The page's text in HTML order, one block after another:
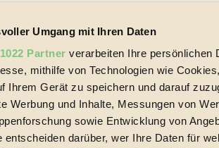
Umgang mit Ihren Daten
Partner verarbeiten Ihre persönlichen
mithilfe von Technologien wie
Ihrem Gerät zu speichern und darauf
Werbung und Inhalte, Messungen von
sowie Entwicklung von
entscheiden darüber, wer Ihre Daten für
um Versuche, den Ozean und
festzuhalten.